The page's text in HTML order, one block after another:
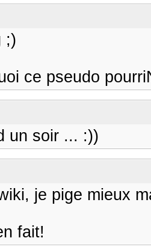
;)
ce pseudo
un soir ... :))
je pige mieux
fait!